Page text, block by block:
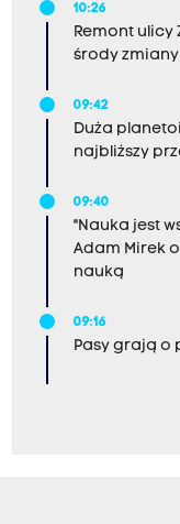
10:26
Remont ulicy
środy
09:42
Duża
najbliższy
09:40
"Nauka jest
Adam Mirek
nauką
09:16
Pasy grają o